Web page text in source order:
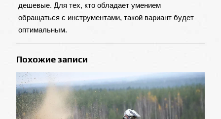
дешевые. Для тех, кто обладает умением
обращаться с инструментами, такой вариант будет
оптимальным.
Похожие записи